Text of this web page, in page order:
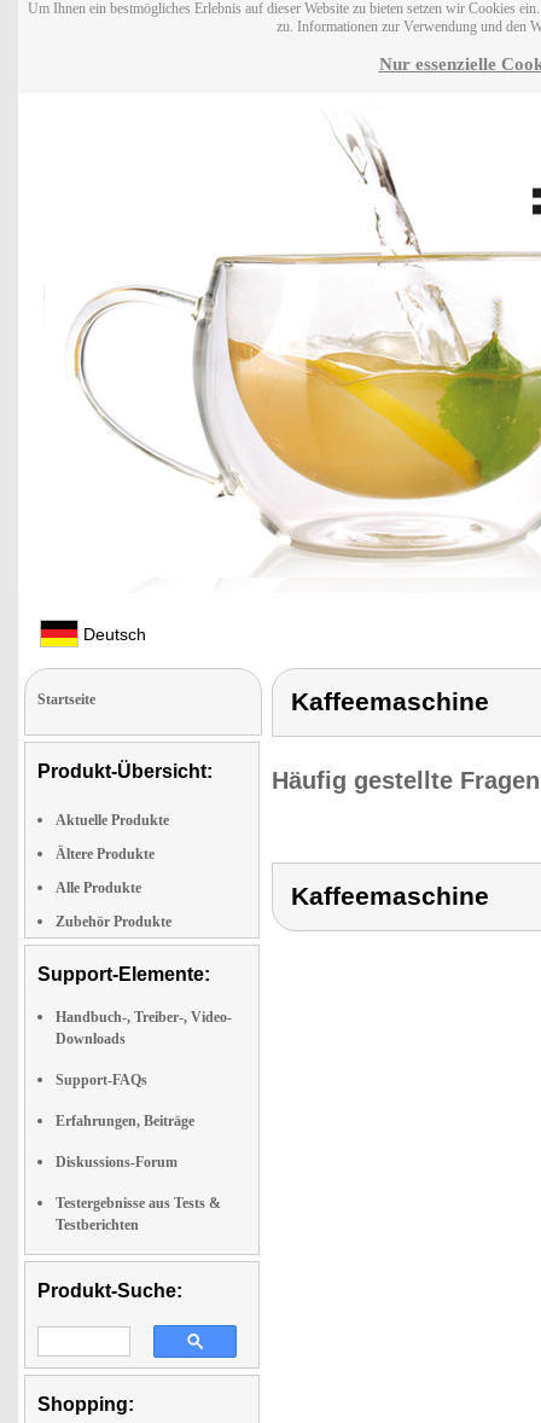
Um Ihnen ein bestmögliches Erlebnis auf dieser Website zu bieten setzen wir Cookies
zu. Informationen zur Verwendung und den
Nur essenzielle
Deutsch
Startseite
Produkt-Übersicht:
Aktuelle Produkte
Ältere Produkte
Alle Produkte
Zubehör Produkte
Support-Elemente:
Handbuch-, Treiber-, Video-
Downloads
Support-FAQs
Erfahrungen, Beiträge
Diskussions-Forum
Testergebnisse aus Tests &
Testberichten
Produkt-Suche:
Shopping:
Kaffeemaschine
Häufig gestellte
Kaffeemaschine